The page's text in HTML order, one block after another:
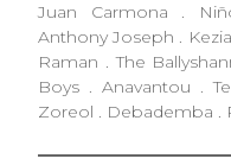
Juan Carmona .
Anthony Joseph .
Raman . The
Boys . Anavantou .
Zoreol . Debademba .